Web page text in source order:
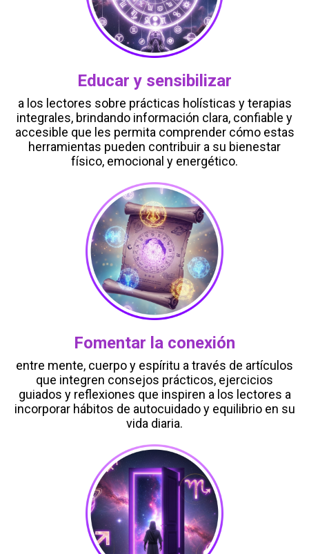
Educar y sensibilizar
a los lectores sobre prácticas holísticas y terapias
integrales, brindando información clara, confiable y
accesible que les permita comprender cómo estas
herramientas pueden contribuir a su bienestar
físico, emocional y energético.
Fomentar la conexión
entre mente, cuerpo y espíritu a través de artículos
que integren consejos prácticos, ejercicios
guiados y reflexiones que inspiren a los lectores a
incorporar hábitos de autocuidado y equilibrio en su
vida diaria.